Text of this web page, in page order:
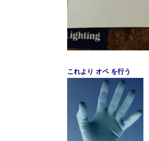
これより オペ を行う